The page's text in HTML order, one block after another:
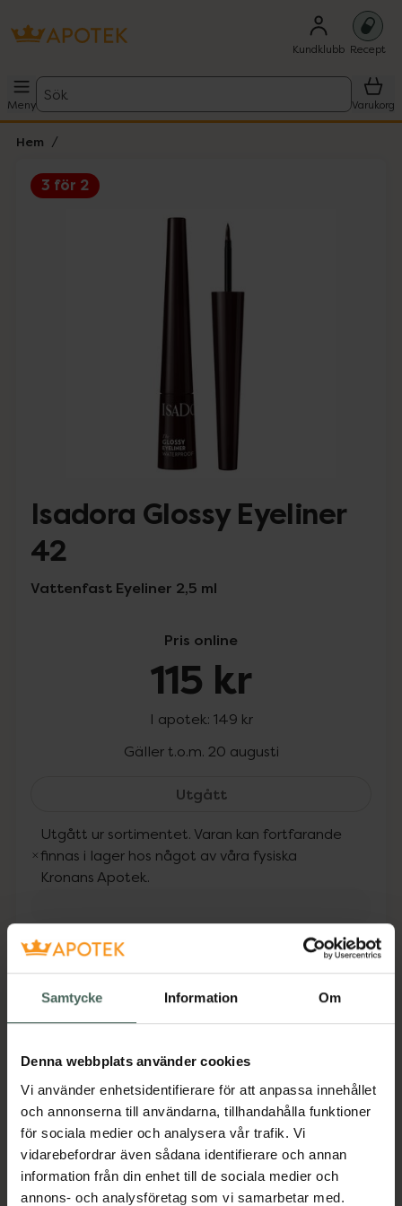
Samtycke Information Om
Denna webbplats använder cookies
Vi använder enhetsidentifierare för att anpassa innehållet
och annonserna till användarna, tillhandahålla funktioner
för sociala medier och analysera vår trafik. Vi
vidarebefordrar även sådana identifierare och annan
information från din enhet till de sociala medier och
annons- och analysföretag som vi samarbetar med.
Kundklubb Recept
Meny
Sök
Varukorg
Hem
3 för 2
Lista: . Innehåller 5 objekt.
Isadora Glossy Eyeliner
42
Vattenfast Eyeliner 2,5 ml
Pris online
115 kr
I apotek: 149 kr
Gäller t.o.m. 20 augusti
UtgåttIsadora Glossy Eyeliner
Utgått ur sortimentet. Varan kan fortfarande
finnas i lager hos något av våra fysiska
Kronans Apotek.
Fler produkter från Utgått
Aktuella erbjudanden
Den här vattenbaserade, flytande eyelinern
skapar en läcker ”wet look”. Den glossiga
finishen och utmärkta hållbarheten gör den till
ett måste när du vill skapa en snygg party-
makeup. Den vattenfasta, snabbtorkande
formulan glider lätt över franslinjen tack vare
den spetsiga och flexibla applikatorspetsen.